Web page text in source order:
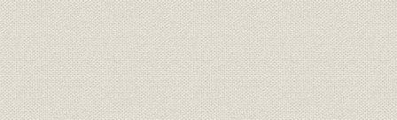
海外事業;人事
国際関連人員数推移(年月日現在
外国部関係人員)
1973年(昭
年(昭和60